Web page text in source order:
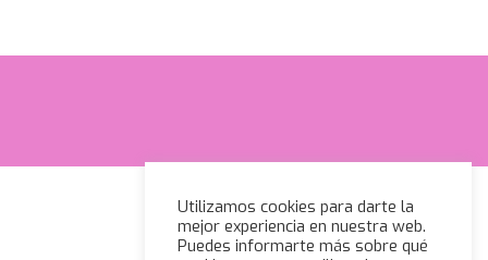
Utilizamos cookies para darte la
mejor experiencia en nuestra web.
Puedes informarte más sobre qué